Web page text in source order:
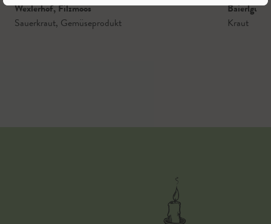
Wexlerhof,Filzmoos
Sauerkraut, Gemüseprodukt
Baierlgut,
Kraut